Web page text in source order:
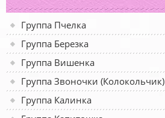
Группа Пчелка
Группа Березка
Группа Вишенка
Группа Звоночки (Колокольчик)
Группа Калинка